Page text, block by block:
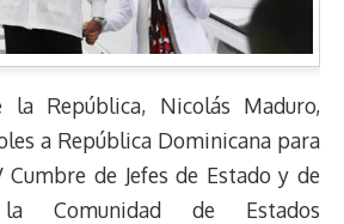
la República, Nicolás Maduro,
a República Dominicana para
de Jefes de Estado y de
Comunidad de Estados